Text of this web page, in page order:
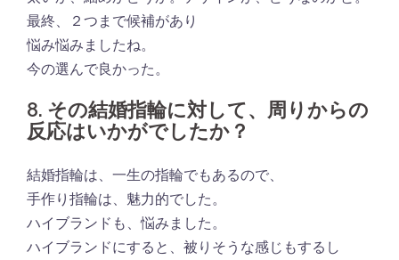
最終、２つまで候補があり
悩み悩みましたね。
今の選んで良かった。
8. その結婚指輪に対して、周りからの
反応はいかがでしたか？
結婚指輪は、一生の指輪でもあるので、
手作り指輪は、魅力的でした。
ハイブランドも、悩みました。
ハイブランドにすると、被りそうな感じもするし